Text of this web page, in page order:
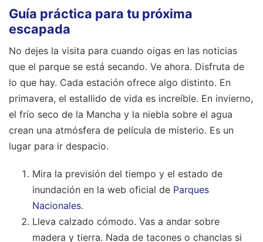
Guía práctica para tu próxima
escapada
No dejes la visita para cuando oigas en las noticias
que el parque se está secando. Ve ahora. Disfruta de
lo que hay. Cada estación ofrece algo distinto. En
primavera, el estallido de vida es increíble. En invierno,
el frío seco de la Mancha y la niebla sobre el agua
crean una atmósfera de película de misterio. Es un
lugar para ir despacio.
Mira la previsión del tiempo y el estado de
inundación en la web oficial de Parques
Nacionales.
Lleva calzado cómodo. Vas a andar sobre
madera y tierra. Nada de tacones o chanclas si